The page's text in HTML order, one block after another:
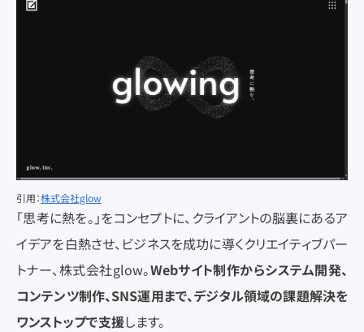
引用：株式会社glow
「思考に熱を。」をコンセプトに、クライアントの脳裏にあるア
イデアを白熱させ、ビジネスを成功に導くクリエイティブパー
トナー、株式会社glow。Webサイト制作からシステム開発、
コンテンツ制作、SNS運用まで、デジタル領域の課題解決を
ワンストップで支援します。